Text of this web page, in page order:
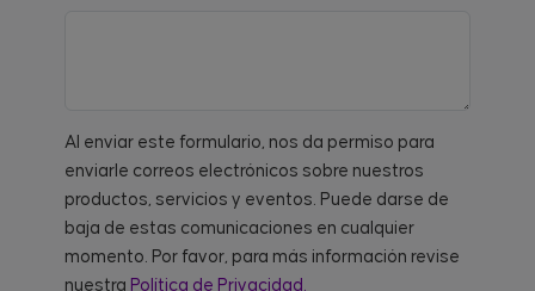
Al enviar este formulario, nos da permiso para
enviarle correos electrónicos sobre nuestros
productos, servicios y eventos. Puede darse de
baja de estas comunicaciones en cualquier
momento. Por favor, para más información revise
nuestra Política de Privacidad.